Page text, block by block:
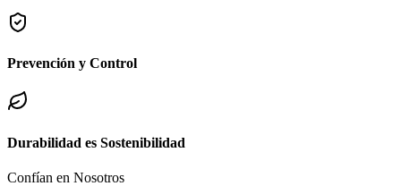
Prevención y Control
Durabilidad es Sostenibilidad
Confían en Nosotros